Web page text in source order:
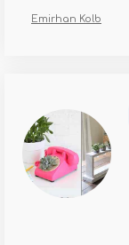
Emirhan Kolb